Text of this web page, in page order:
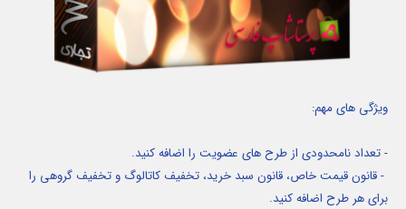
ویژگی های مهم:
- تعداد نامحدودی از طرح های عضویت را اضافه کنید.
- قانون قیمت خاص، قانون سبد خرید، تخفیف کاتالوگ و تخفیف گروهی را
برای هر طرح اضافه کنید.